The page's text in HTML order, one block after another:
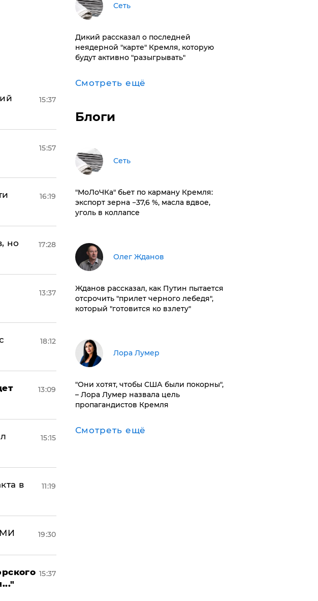
15:37
15:57
16:19
но
17:28
13:37
18:12
13:09
15:15
в
11:19
19:30
15:37
Сеть
Дикий рассказал о последней
неядерной "карте" Кремля, которую
будут активно "разыгрывать"
Смотреть ещё
Блоги
Сеть
​"МоЛоЧКа" бьет по карману Кремля:
экспорт зерна −37,6 %, масла вдвое,
уголь в коллапсе
Олег Жданов
Жданов рассказал, как Путин пытается
отсрочить "прилет черного лебедя",
который "готовится ко взлету"
​Лора Лумер
"Они хотят, чтобы США были покорны",
– Лора Лумер назвала цель
пропагандистов Кремля
Смотреть ещё